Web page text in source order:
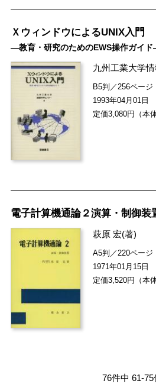
ＸウィンドウによるUNIX入門
―教育・研究のためのEWS操作ガイ
九州工業大学
B5判／256ページ
1993年04月01日
定価3,080円（本
電子計算機通論２演算・制御装
萩原 宏(著)
A5判／220ページ
1971年01月15日
定価3,520円（本
76件中 61-75